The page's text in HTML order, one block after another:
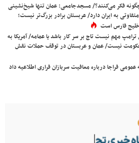
فکر می‌کنند؟/ مسجدجامعی: عمان تنها شیخ‌نشینی
به ایران دارد/ عربستان برادر بزرگ‌تر نیست؛
فارس است
ترامپ مهم نیست تاج بر سر کار باشد یا عمامه/ آمریکا به
حکومت نیست/ عمان و عربستان در توقف حملات نقش
فراجا درباره معافیت سربازان فراری اطلاعیه داد